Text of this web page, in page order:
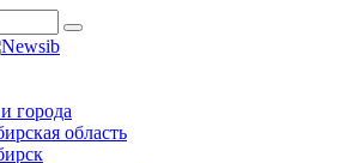
города
область